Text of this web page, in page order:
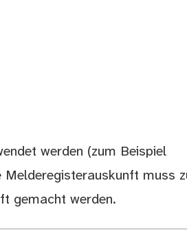
werden (zum Beispiel
Melderegisterauskunft muss
gemacht werden.